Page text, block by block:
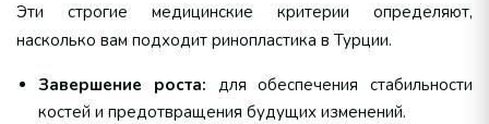
Эти строгие медицинские критерии определяют,
насколько вам подходит ринопластика в Турции.
Завершение роста: для обеспечения стабильности
костей и предотвращения будущих изменений.